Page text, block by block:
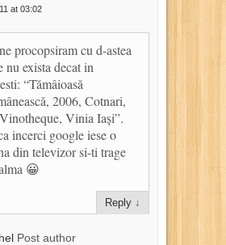
at 03:02
procopsiram cu d-astea
nu exista decat in
“Tămâioasă
2006, Cotnari,
Vinia Iași”.
incerci google iese o
din televizor si-ti trage
😀
Reply ↓
Post author